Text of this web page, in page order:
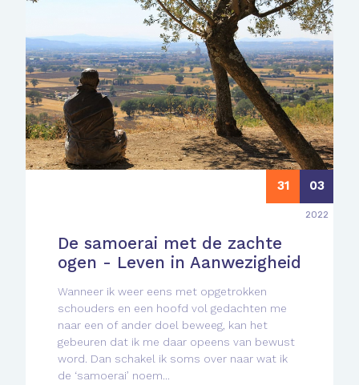
31 03
2022
De samoerai met de zachte
ogen - Leven in Aanwezigheid
Wanneer ik weer eens met opgetrokken
schouders en een hoofd vol gedachten me
naar een of ander doel beweeg, kan het
gebeuren dat ik me daar opeens van bewust
word. Dan schakel ik soms over naar wat ik
de ‘samoerai’ noem...